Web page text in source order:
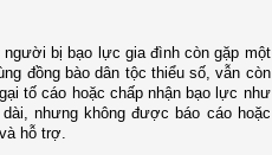
bị bạo lực gia đình còn gặp một
đồng bào dân tộc thiểu số, vẫn còn
tố cáo hoặc chấp nhận bạo lực như
nhưng không được báo cáo hoặc
hỗ trợ.